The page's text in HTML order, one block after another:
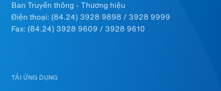
Ban Truyền thông - Thương hiệu
Điện thoại: (84.24) 3928 9898 / 3928 9999
Fax: (84.24) 3928 9609 / 3928 9610
TẢI ỨNG DỤNG